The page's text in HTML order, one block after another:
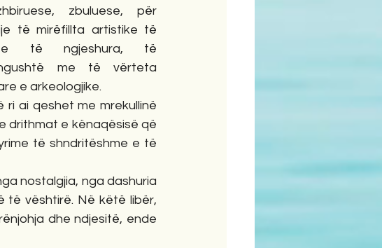
zbuluese, për
të mirëfillta artistike të
e të ngjeshura, të
me të vërteta
e arkeologjike.
ri ai qeshet me mrekullinë
drithmat e kënaqësisë që
të shndritëshme e të
nostalgjia, nga dashuria
të vështirë. Në këtë libër,
dhe ndjesitë, ende